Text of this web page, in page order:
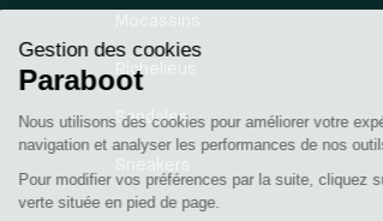
Richelieus
Sandales